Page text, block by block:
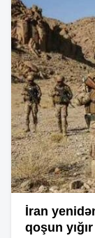
İran
qoşun yığır